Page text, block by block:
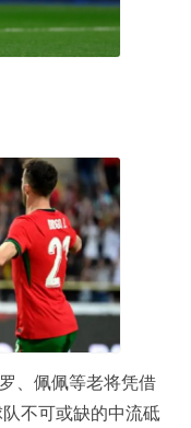
、佩佩等老将凭借
不可或缺的中流砥